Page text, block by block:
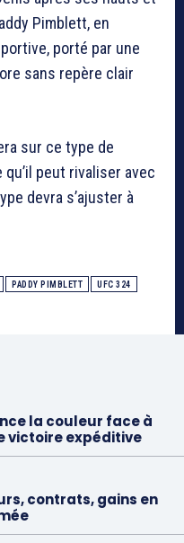
Pimblett, en
porté par une
sans repère clair
sur ce type de
peut rivaliser avec
devra s’ajuster à
PADDY PIMBLETT UFC 324
la couleur face à
victoire expéditive
contrats, gains en